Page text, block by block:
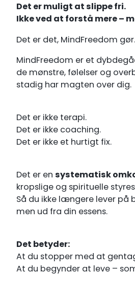
Det er muligt at slippe fri.
Ikke ved at forstå mere –
Det er det, MindFreedom gør.
MindFreedom er et
de mønstre, følelser og
stadig har magten over dig.
Det er ikke terapi.
Det er ikke coaching.
Det er ikke et hurtigt fix.
Det er en systematisk
kropslige og spirituelle
Så du ikke længere lever
men ud fra din essens.
Det betyder:
At du stopper med at
At du begynder at leve –